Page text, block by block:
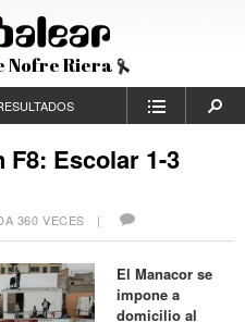
Nofre Riera
Escolar 1-3
360 VECES |
El Manacor se
impone a
domicilio al